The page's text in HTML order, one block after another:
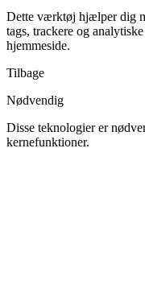
Dette værktøj hjælper dig
tags, trackere og
hjemmeside.
Tilbage
Nødvendig
Disse teknologier er
kernefunktioner.